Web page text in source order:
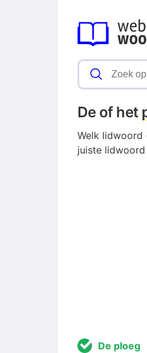
De of het
Welk lidwoord
juiste
De ploeg